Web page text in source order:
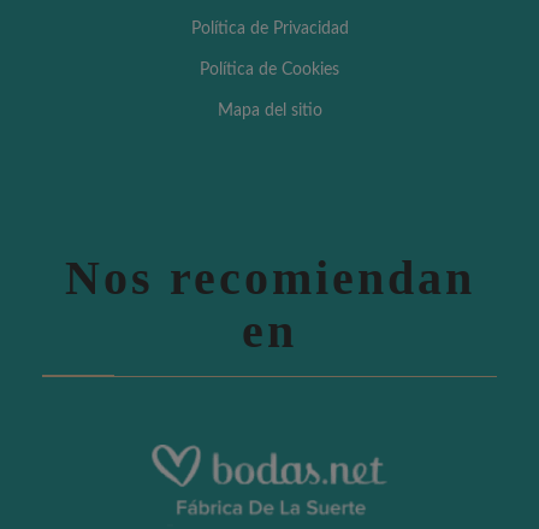
Política de Privacidad
Política de Cookies
Mapa del sitio
Nos recomiendan
en